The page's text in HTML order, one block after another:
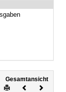
Gesamtansicht
DruckenVorheriges